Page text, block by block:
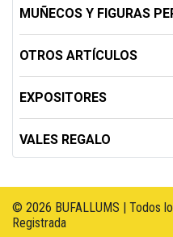
MUÑECOS Y FIGURAS
OTROS ARTÍCULOS
EXPOSITORES
VALES REGALO
© 2026 BUFALLUMS | Todos
Registrada